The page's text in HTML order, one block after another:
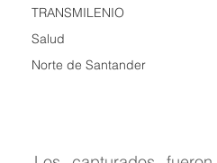
TRANSMILENIO
Salud
Norte de Santander